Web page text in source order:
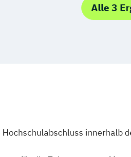
Alle 3
innerhalb